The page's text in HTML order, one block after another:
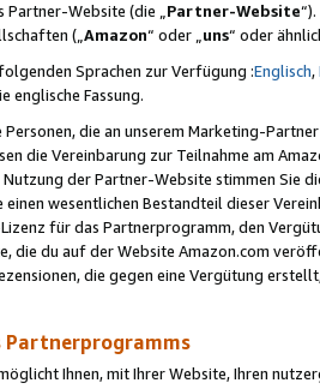
Partner-Website (die „Partner-Website
(„Amazon“ oder „uns“ oder
Sprachen zur Verfügung :Englisch,
englische Fassung.
die an unserem Marketing-
die Vereinbarung zur Teilnahme am
der Partner-Website stimmen Sie
einen wesentlichen Bestandteil dieser
für das Partnerprogramm, den
die du auf der Website Amazon.com
die gegen eine Vergütung
Partnerprogramms
Ihnen, mit Ihrer Website, Ihren